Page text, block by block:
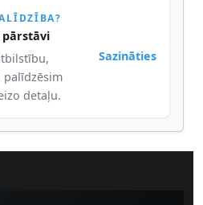
pārstāvi
palīdzēsim
detaļu.
Sazināties